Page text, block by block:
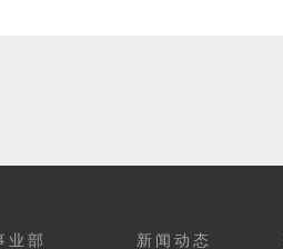
业部 新闻动态